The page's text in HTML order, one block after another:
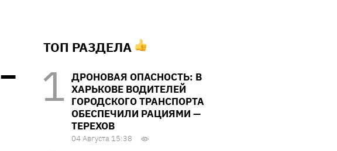
ТОП РАЗДЕЛА
ДРОНОВАЯ ОПАСНОСТЬ: В
ХАРЬКОВЕ ВОДИТЕЛЕЙ
ГОРОДСКОГО ТРАНСПОРТА
ОБЕСПЕЧИЛИ РАЦИЯМИ —
ТЕРЕХОВ
04 Августа 15:38